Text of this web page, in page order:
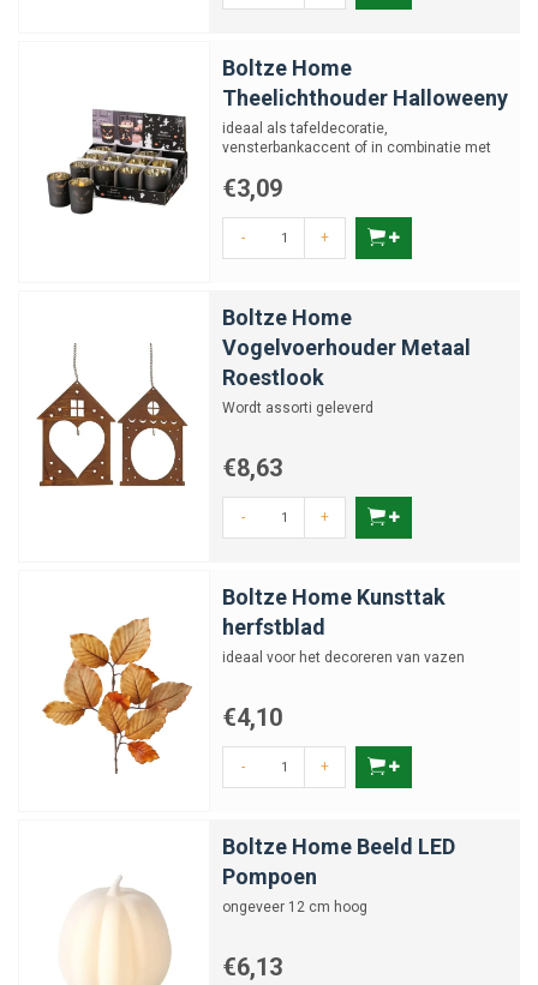
Boltze Home
Theelichthouder Halloweeny
ideaal als tafeldecoratie,
vensterbankaccent of in combinatie met
€3,09
- +
Boltze Home
Vogelvoerhouder Metaal
Roestlook
Wordt assorti geleverd
€8,63
- +
Boltze Home Kunsttak
herfstblad
ideaal voor het decoreren van vazen
€4,10
- +
Boltze Home Beeld LED
Pompoen
ongeveer 12 cm hoog
€6,13